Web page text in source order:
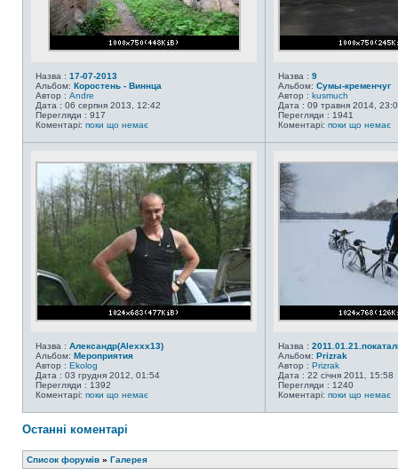
Назва : 17-07-2013
Альбом: Коростень - Виннца
Автор : Andre
Дата : 06 серпня 2013, 12:42
Перегляди : 917
Коментарі: поки що немає
Назва : 9
Альбом: Сумы-кременчуг
Автор : kusmuch
Дата : 09 травня 2014,
Перегляди : 1941
Коментарі: поки що немає
Назва : Александр(Alexxx13)
Альбом: Мероприятия
Автор : Ekolog
Дата : 03 грудня 2012, 01:54
Перегляди : 1392
Коментарі: поки що немає
Назва :
Альбом: Prizrak
Автор : Prizrak
Дата : 22 січня 2011, 15:58
Перегляди : 1240
Коментарі: поки що немає
Останні коментарі
Список форумів » Галерея